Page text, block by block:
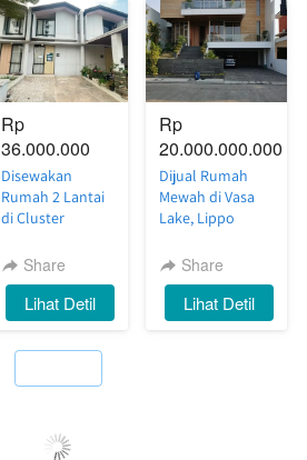
Rp
36.000.000
Disewakan
Rumah 2 Lantai
di Cluster
Waterfront
Estate, Lippo
Cikarang —
Nyaman, Rapi,
Share
`
Lihat Detil
Rp
20.000.000.000
Dijual Rumah
Mewah di Vasa
Lake, Lippo
Furnish, Siap
Huni dengan
Private
Swimming Pool
Share
`Lihat Detil